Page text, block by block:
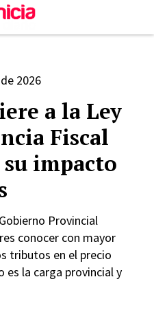
a la Ley
Fiscal
impacto
Provincial
conocer con mayor
tributos en el precio
la carga provincial y
2026